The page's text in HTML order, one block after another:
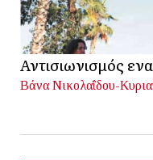
Αντισιωνισμός
Βάνα Νικολαΐδου-